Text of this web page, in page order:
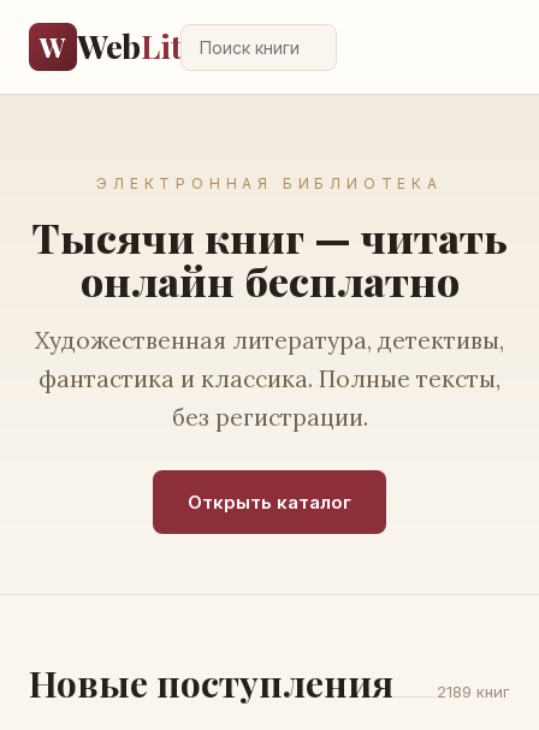
W WebLit
ЭЛЕКТРОННАЯ БИБЛИОТЕКА
Тысячи книг — читать
онлайн бесплатно
Художественная литература, детективы,
фантастика и классика. Полные тексты,
без регистрации.
Открыть каталог
Новые поступления 2189 книг